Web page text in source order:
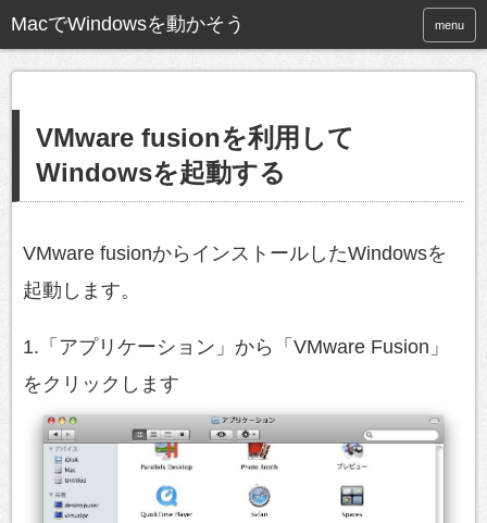
MacでWindowsを動かそう menu
VMware fusionを利用して
Windowsを起動する
VMware fusionからインストールしたWindowsを
起動します。
1.「アプリケーション」から「VMware Fusion」
をクリックします